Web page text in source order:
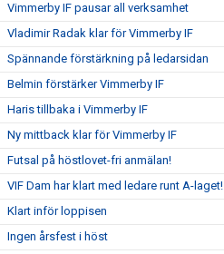
Vimmerby IF pausar all verksamhet
Vladimir Radak klar för Vimmerby IF
Spännande förstärkning på ledarsidan
Belmin förstärker Vimmerby IF
Haris tillbaka i Vimmerby IF
Ny mittback klar för Vimmerby IF
Futsal på höstlovet-fri anmälan!
VIF Dam har klart med ledare runt A-laget!
Klart inför loppisen
Ingen årsfest i höst